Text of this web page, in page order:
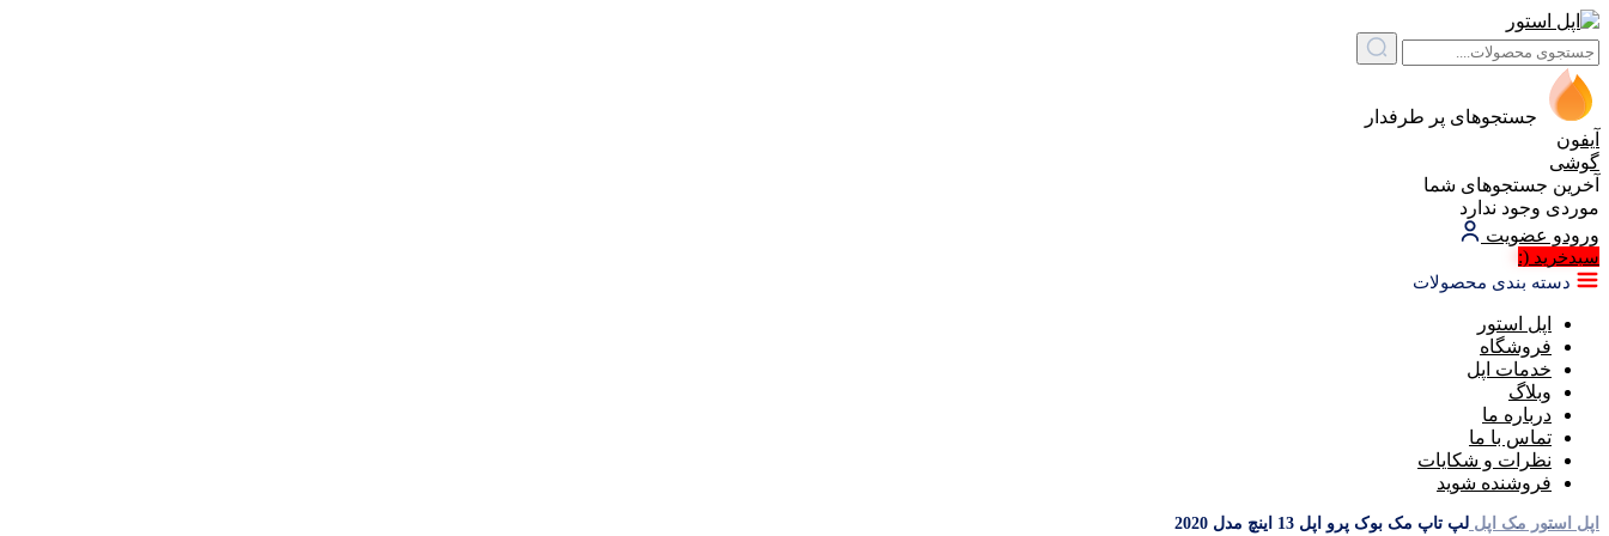
جستجوهای پر طرفدار
آیفون
گوشی
آخرین جستجوهای شما
موردی وجود ندارد
ورودو عضویت
سبد‌خرید (:
دسته بندی محصولات
اپل استور
فروشگاه
خدمات اپل
وبلاگ
درباره ما
تماس با ما
نظرات و شکایات
فروشنده شوید
اپل استور مک اپل لپ تاپ مک بوک پرو اپل 13 اینچ مدل 2020